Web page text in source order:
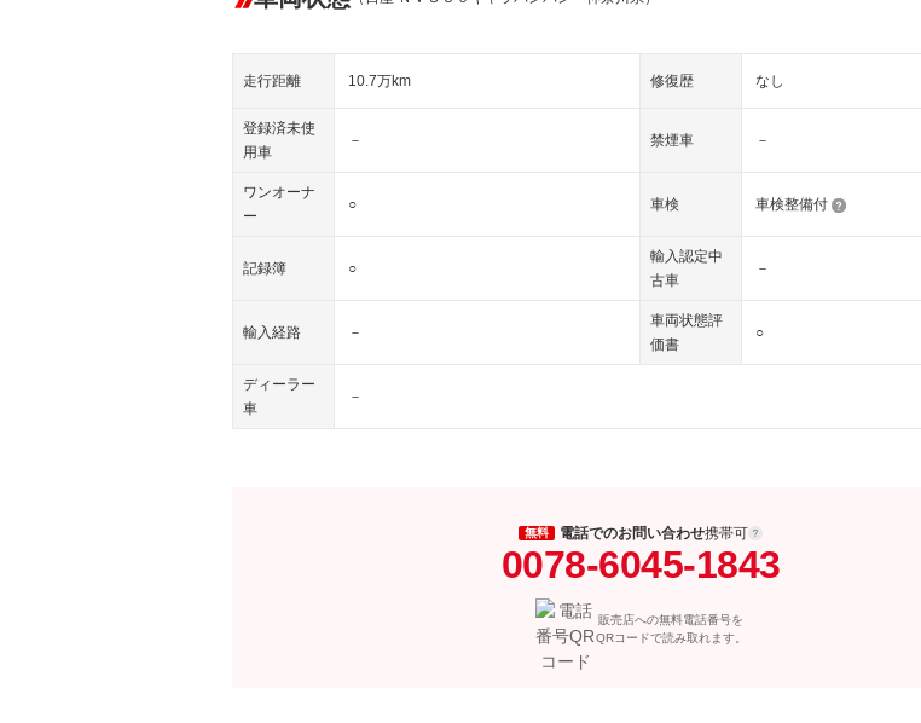
走行距離 10.7万km 修復歴 なし
登録済未使
用車
－ 禁煙車 －
ワンオーナ
ー
○ 車検 車検整備付
記録簿 ○
輸入認定中
古車
－
輸入経路 －
車両状態評
価書
○
ディーラー
車
－
無料 電話でのお問い合わせ携帯可
0078-6045-1843
販売店への無料電話番号を
QRコードで読み取れます。